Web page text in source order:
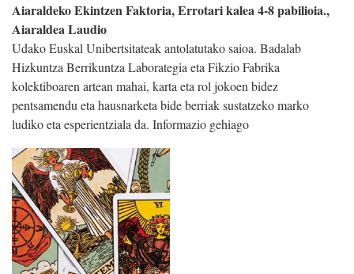
Aiaraldeko Ekintzen Faktoria, Errotari kalea 4-8 pabilioia.,
Aiaraldea Laudio
Udako Euskal Unibertsitateak antolatutako saioa. Badalab
Hizkuntza Berrikuntza Laborategia eta Fikzio Fabrika
kolektiboaren artean mahai, karta eta rol jokoen bidez
pentsamendu eta hausnarketa bide berriak sustatzeko marko
ludiko eta esperientziala da. Informazio gehiago